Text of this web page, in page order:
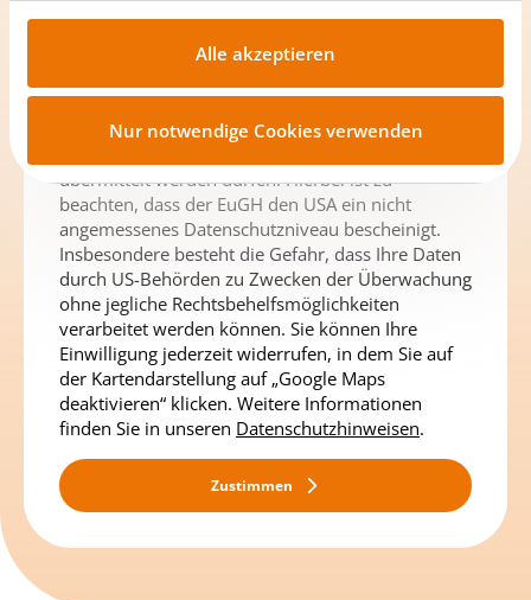
Alle akzeptieren
Nur notwendige Cookies verwenden
zuzustimmen. Darüber hinaus stimmen Sie bei
Grund des Ladens der Karten Ihre IP-Adresse und
Zustimmung willigen Sie zudem ein, dass die
übermittelt werden dürfen. Hierbei ist zu
beachten, dass der EuGH den USA ein nicht
angemessenes Datenschutzniveau bescheinigt.
Insbesondere besteht die Gefahr, dass Ihre Daten
durch US-Behörden zu Zwecken der Überwachung
ohne jegliche Rechtsbehelfsmöglichkeiten
verarbeitet werden können. Sie können Ihre
Einwilligung jederzeit widerrufen, in dem Sie auf
der Kartendarstellung auf „Google Maps
deaktivieren“ klicken. Weitere Informationen
finden Sie in unseren Datenschutzhinweisen.
Zustimmen